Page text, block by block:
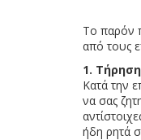
To παρόν
από τους
1.
Κατά την
να σας
ήδη ρητά